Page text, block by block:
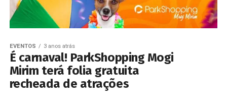
EVENTOS 3 anos atrás
É carnaval! ParkShopping Mogi
Mirim terá folia gratuita
recheada de atrações